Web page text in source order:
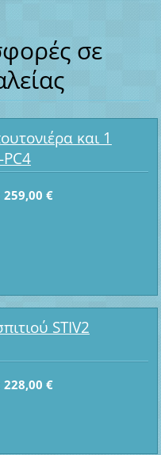
σε
και 1
259,00 €
STIV2
228,00 €